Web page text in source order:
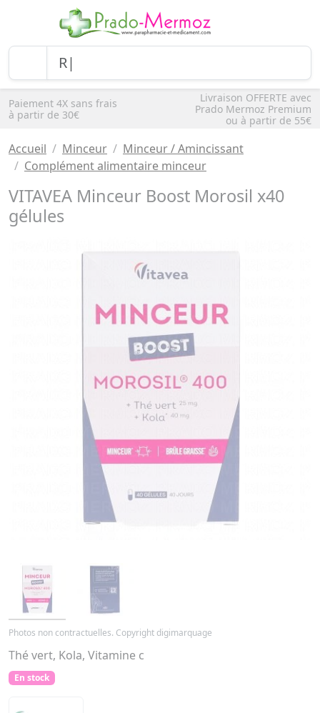
Paiement 4X sans frais
à partir de 30€
Livraison OFFERTE avec
Prado Mermoz Premium
ou à partir de 55€
Accueil Minceur
Minceur / Amincissant
Complément alimentaire minceur
VITAVEA Minceur Boost Morosil x40
gélules
Photos non contractuelles. Copyright digimarquage
Thé vert, Kola, Vitamine c
En stock